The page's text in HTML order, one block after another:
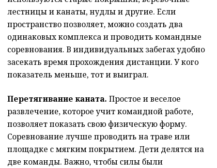
лестницы и канаты, нудлы и другие. Если
пространство позволяет, можно создать два
одинаковых комплекса и проводить командные
соревнования. В индивидуальных забегах удобно
засекать время прохождения дистанции. У кого
показатель меньше, тот и выиграл.
Перетягивание каната. Простое и веселое
развлечение, которое учит командной работе,
позволяет показать свою физическую форму.
Соревнование лучше проводить на траве или
площадке с мягким покрытием. Дети делятся на
две команды. Важно, чтобы силы были